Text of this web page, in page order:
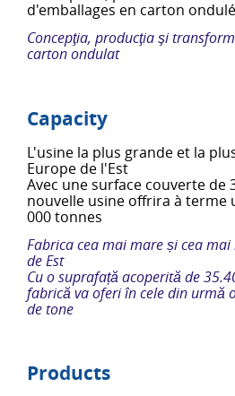
d'emballages en carton ondulé
Concepţia, producţia şi
carton ondulat
Capacity
L'usine la plus grande et la
Europe de l'Est
Avec une surface couverte de
nouvelle usine offrira à terme
000 tonnes
Fabrica cea mai mare și cea
de Est
Cu o suprafață acoperită de
fabrică va oferi în cele din urmă
de tone
Products